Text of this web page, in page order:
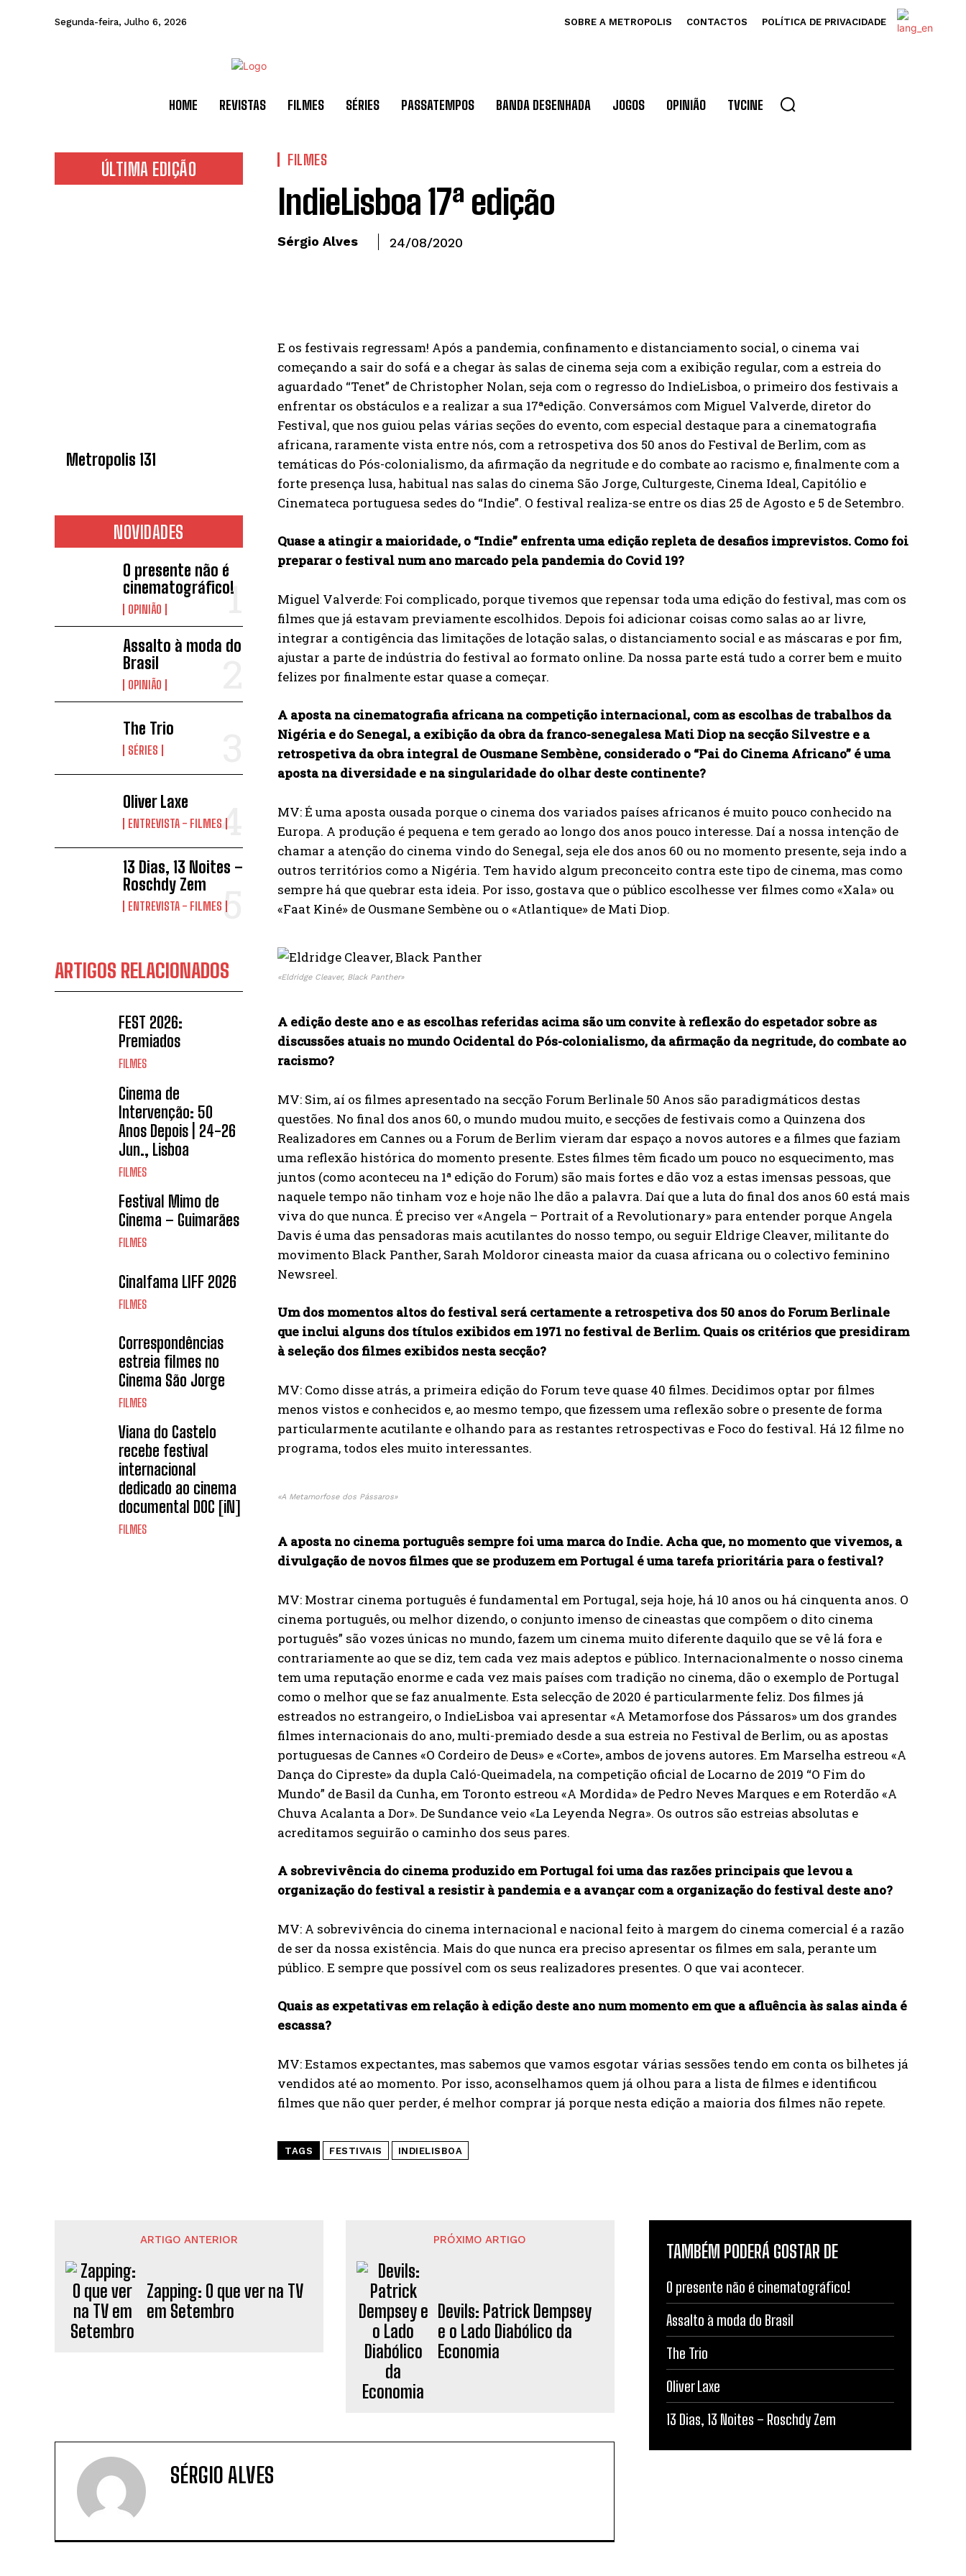
Segunda-feira, Julho 6, 2026 SOBRE A METROPOLIS CONTACTOS POLÍTICA DE PRIVACIDADE
HOME REVISTAS FILMES SÉRIES PASSATEMPOS BANDA DESENHADA JOGOS OPINIÃO TVCINE
ÚLTIMA EDIÇÃO
Metropolis 131
NOVIDADES
O presente não é
cinematográfico!
OPINIÃO
Assalto à moda do
Brasil
OPINIÃO
The Trio
SÉRIES
Oliver Laxe
ENTREVISTA - FILMES
13 Dias, 13 Noites –
Roschdy Zem
ENTREVISTA - FILMES
ARTIGOS RELACIONADOS
FEST 2026:
Premiados
FILMES
Cinema de
Intervenção: 50
Anos Depois | 24-26
Jun., Lisboa
FILMES
Festival Mimo de
Cinema – Guimarães
FILMES
Cinalfama LIFF 2026
FILMES
Correspondências
estreia filmes no
Cinema São Jorge
FILMES
Viana do Castelo
recebe festival
internacional
dedicado ao cinema
documental DOC [iN]
FILMES
FILMES
IndieLisboa 17ª edição
Sérgio Alves 24/08/2020
E os festivais regressam! Após a pandemia, confinamento e distanciamento social, o cinema vai
começando a sair do sofá e a chegar às salas de cinema seja com a exibição regular, com a estreia do
aguardado “Tenet” de Christopher Nolan, seja com o regresso do IndieLisboa, o primeiro dos festivais a
enfrentar os obstáculos e a realizar a sua 17ªedição. Conversámos com Miguel Valverde, diretor do
Festival, que nos guiou pelas várias seções do evento, com especial destaque para a cinematografia
africana, raramente vista entre nós, com a retrospetiva dos 50 anos do Festival de Berlim, com as
temáticas do Pós-colonialismo, da afirmação da negritude e do combate ao racismo e, finalmente com a
forte presença lusa, habitual nas salas do cinema São Jorge, Culturgeste, Cinema Ideal, Capitólio e
Cinemateca portuguesa sedes do “Indie”. O festival realiza-se entre os dias 25 de Agosto e 5 de Setembro.
Quase a atingir a maioridade, o “Indie” enfrenta uma edição repleta de desafios imprevistos. Como foi
preparar o festival num ano marcado pela pandemia do Covid 19?
Miguel Valverde: Foi complicado, porque tivemos que repensar toda uma edição do festival, mas com os
filmes que já estavam previamente escolhidos. Depois foi adicionar coisas como salas ao ar livre,
integrar a contigência das limitações de lotação salas, o distanciamento social e as máscaras e por fim,
ajustar a parte de indústria do festival ao formato online. Da nossa parte está tudo a correr bem e muito
felizes por finalmente estar quase a começar.
A aposta na cinematografia africana na competição internacional, com as escolhas de trabalhos da
Nigéria e do Senegal, a exibição da obra da franco-senegalesa Mati Diop na secção Silvestre e a
retrospetiva da obra integral de Ousmane Sembène, considerado o “Pai do Cinema Africano” é uma
aposta na diversidade e na singularidade do olhar deste continente?
MV: É uma aposta ousada porque o cinema dos variados países africanos é muito pouco conhecido na
Europa. A produção é pequena e tem gerado ao longo dos anos pouco interesse. Daí a nossa intenção de
chamar a atenção do cinema vindo do Senegal, seja ele dos anos 60 ou no momento presente, seja indo a
outros territórios como a Nigéria. Tem havido algum preconceito contra este tipo de cinema, mas como
sempre há que quebrar esta ideia. Por isso, gostava que o público escolhesse ver filmes como «Xala» ou
«Faat Kiné» de Ousmane Sembène ou o «Atlantique» de Mati Diop.
«Eldridge Cleaver, Black Panther»
A edição deste ano e as escolhas referidas acima são um convite à reflexão do espetador sobre as
discussões atuais no mundo Ocidental do Pós-colonialismo, da afirmação da negritude, do combate ao
racismo?
MV: Sim, aí os filmes apresentado na secção Forum Berlinale 50 Anos são paradigmáticos destas
questões. No final dos anos 60, o mundo mudou muito, e secções de festivais como a Quinzena dos
Realizadores em Cannes ou a Forum de Berlim vieram dar espaço a novos autores e a filmes que faziam
uma reflexão histórica do momento presente. Estes filmes têm ficado um pouco no esquecimento, mas
juntos (como aconteceu na 1ª edição do Forum) são mais fortes e dão voz a estas imensas pessoas, que
naquele tempo não tinham voz e hoje não lhe dão a palavra. Daí que a luta do final dos anos 60 está mais
viva do que nunca. É preciso ver «Angela – Portrait of a Revolutionary» para entender porque Angela
Davis é uma das pensadoras mais acutilantes do nosso tempo, ou seguir Eldrige Cleaver, militante do
movimento Black Panther, Sarah Moldoror cineasta maior da cuasa africana ou o colectivo feminino
Newsreel.
Um dos momentos altos do festival será certamente a retrospetiva dos 50 anos do Forum Berlinale
que inclui alguns dos títulos exibidos em 1971 no festival de Berlim. Quais os critérios que presidiram
à seleção dos filmes exibidos nesta secção?
MV: Como disse atrás, a primeira edição do Forum teve quase 40 filmes. Decidimos optar por filmes
menos vistos e conhecidos e, ao mesmo tempo, que fizessem uma reflexão sobre o presente de forma
particularmente acutilante e olhando para as restantes retrospectivas e Foco do festival. Há 12 filme no
programa, todos eles muito interessantes.
«A Metamorfose dos Pássaros»
A aposta no cinema português sempre foi uma marca do Indie. Acha que, no momento que vivemos, a
divulgação de novos filmes que se produzem em Portugal é uma tarefa prioritária para o festival?
MV: Mostrar cinema português é fundamental em Portugal, seja hoje, há 10 anos ou há cinquenta anos. O
cinema português, ou melhor dizendo, o conjunto imenso de cineastas que compõem o dito cinema
português” são vozes únicas no mundo, fazem um cinema muito diferente daquilo que se vê lá fora e
contrariamente ao que se diz, tem cada vez mais adeptos e público. Internacionalmente o nosso cinema
tem uma reputação enorme e cada vez mais países com tradição no cinema, dão o exemplo de Portugal
como o melhor que se faz anualmente. Esta selecção de 2020 é particularmente feliz. Dos filmes já
estreados no estrangeiro, o IndieLisboa vai apresentar «A Metamorfose dos Pássaros» um dos grandes
filmes internacionais do ano, multi-premiado desde a sua estreia no Festival de Berlim, ou as apostas
portuguesas de Cannes «O Cordeiro de Deus» e «Corte», ambos de jovens autores. Em Marselha estreou «A
Dança do Cipreste» da dupla Caló-Queimadela, na competição oficial de Locarno de 2019 “O Fim do
Mundo” de Basil da Cunha, em Toronto estreou «A Mordida» de Pedro Neves Marques e em Roterdão «A
Chuva Acalanta a Dor». De Sundance veio «La Leyenda Negra». Os outros são estreias absolutas e
acreditamos seguirão o caminho dos seus pares.
A sobrevivência do cinema produzido em Portugal foi uma das razões principais que levou a
organização do festival a resistir à pandemia e a avançar com a organização do festival deste ano?
MV: A sobrevivência do cinema internacional e nacional feito à margem do cinema comercial é a razão
de ser da nossa existência. Mais do que nunca era preciso apresentar os filmes em sala, perante um
público. E sempre que possível com os seus realizadores presentes. O que vai acontecer.
Quais as expetativas em relação à edição deste ano num momento em que a afluência às salas ainda é
escassa?
MV: Estamos expectantes, mas sabemos que vamos esgotar várias sessões tendo em conta os bilhetes já
vendidos até ao momento. Por isso, aconselhamos quem já olhou para a lista de filmes e identificou
filmes que não quer perder, é melhor comprar já porque nesta edição a maioria dos filmes não repete.
TAGS FESTIVAIS INDIELISBOA
ARTIGO ANTERIOR
Zapping: O que ver na TV
em Setembro
PRÓXIMO ARTIGO
Devils: Patrick Dempsey
e o Lado Diabólico da
Economia
SÉRGIO ALVES
TAMBÉM PODERÁ GOSTAR DE
O presente não é cinematográfico!
Assalto à moda do Brasil
The Trio
Oliver Laxe
13 Dias, 13 Noites – Roschdy Zem